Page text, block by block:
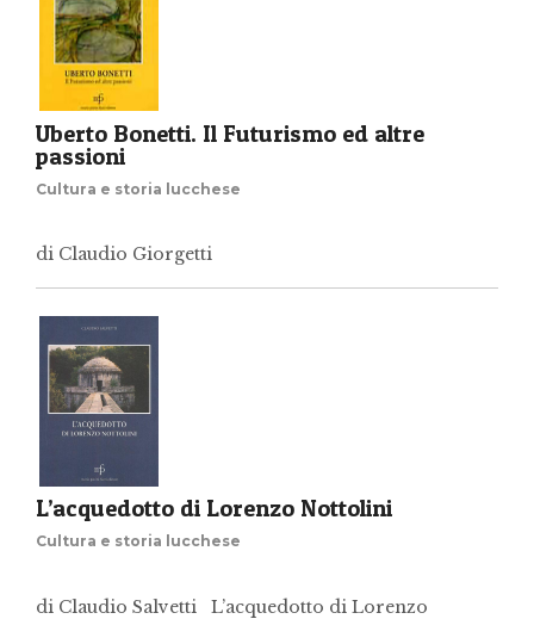
Uberto Bonetti. Il Futurismo ed altre
passioni
Cultura e storia lucchese
di Claudio Giorgetti
L’acquedotto di Lorenzo Nottolini
Cultura e storia lucchese
di Claudio Salvetti L’acquedotto di Lorenzo